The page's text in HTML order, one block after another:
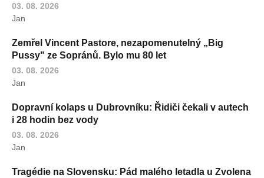
03. 08. 2026
Jan
Zemřel Vincent Pastore, nezapomenutelný „Big
Pussy" ze Sopránů. Bylo mu 80 let
03. 08. 2026
Jan
Dopravní kolaps u Dubrovníku: Řidiči čekali v autech
i 28 hodin bez vody
03. 08. 2026
Jan
Tragédie na Slovensku: Pád malého letadla u Zvolena